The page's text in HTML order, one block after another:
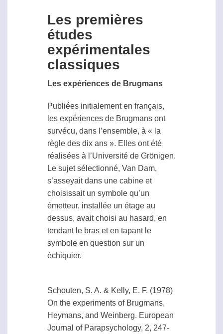
Les premières
études
expérimentales
classiques
Les expériences de Brugmans
Publiées initialement en français,
les expériences de Brugmans ont
survécu, dans l’ensemble, à « la
règle des dix ans ». Elles ont été
réalisées à l’Université de Grönigen.
Le sujet sélectionné, Van Dam,
s’asseyait dans une cabine et
choisissait un symbole qu’un
émetteur, installée un étage au
dessus, avait choisi au hasard, en
tendant le bras et en tapant le
symbole en question sur un
échiquier.
Schouten, S. A. & Kelly, E. F. (1978)
On the experiments of Brugmans,
Heymans, and Weinberg. European
Journal of Parapsychology, 2, 247-